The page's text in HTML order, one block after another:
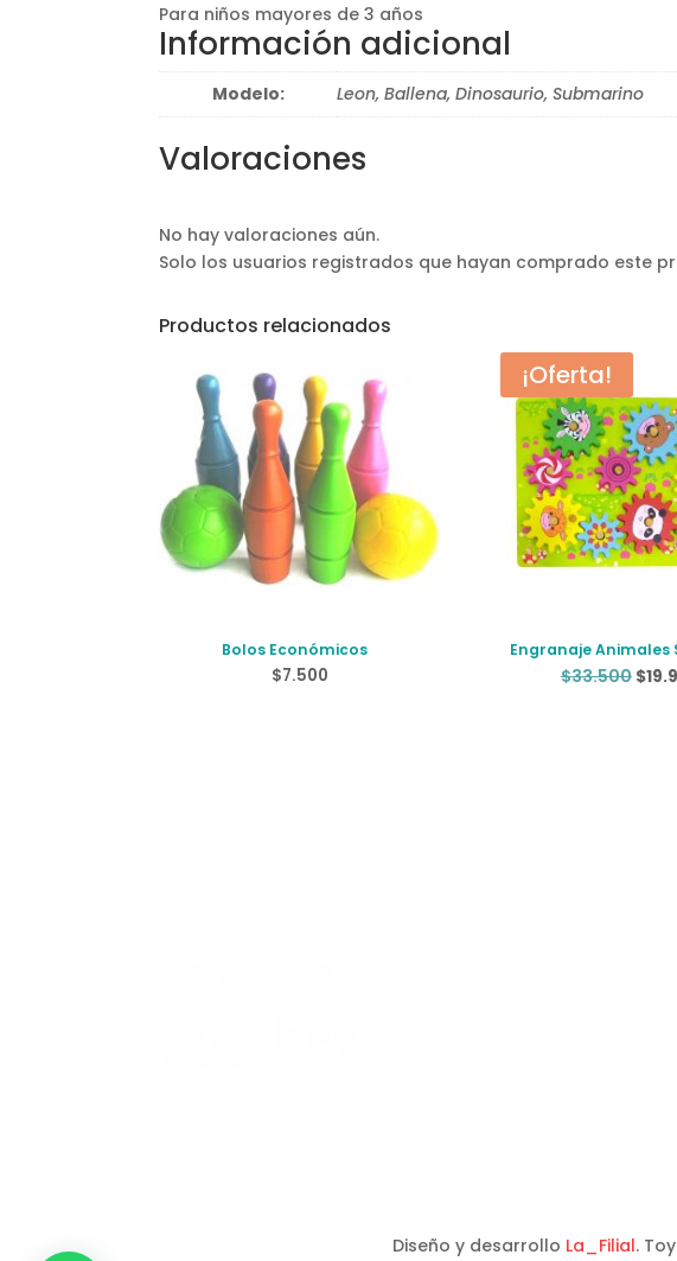
Para niños mayores de 3 años
Información adicional
Modelo: Leon, Ballena, Dinosaurio, Submarino
Valoraciones
No hay valoraciones aún.
Solo los usuarios registrados que hayan comprado este
Productos relacionados
Bolos Económicos
$7.500
¡Oferta!
Engranaje Animales
$33.500 El
$
Diseño y desarrollo La_Filial.